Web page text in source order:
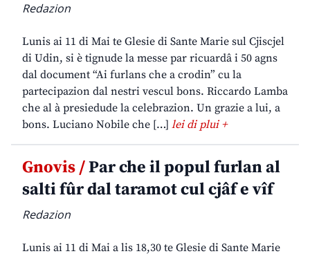
Redazion
Lunis ai 11 di Mai te Glesie di Sante Marie sul Cjiscjel
di Udin, si è tignude la messe par ricuardâ i 50 agns
dal document “Ai furlans che a crodin” cu la
partecipazion dal nestri vescul bons. Riccardo Lamba
che al à presiedude la celebrazion. Un grazie a lui, a
bons. Luciano Nobile che […] lei di plui +
Gnovis /Par che il popul furlan al
salti fûr dal taramot cul cjâf e vîf
Redazion
Lunis ai 11 di Mai a lis 18,30 te Glesie di Sante Marie